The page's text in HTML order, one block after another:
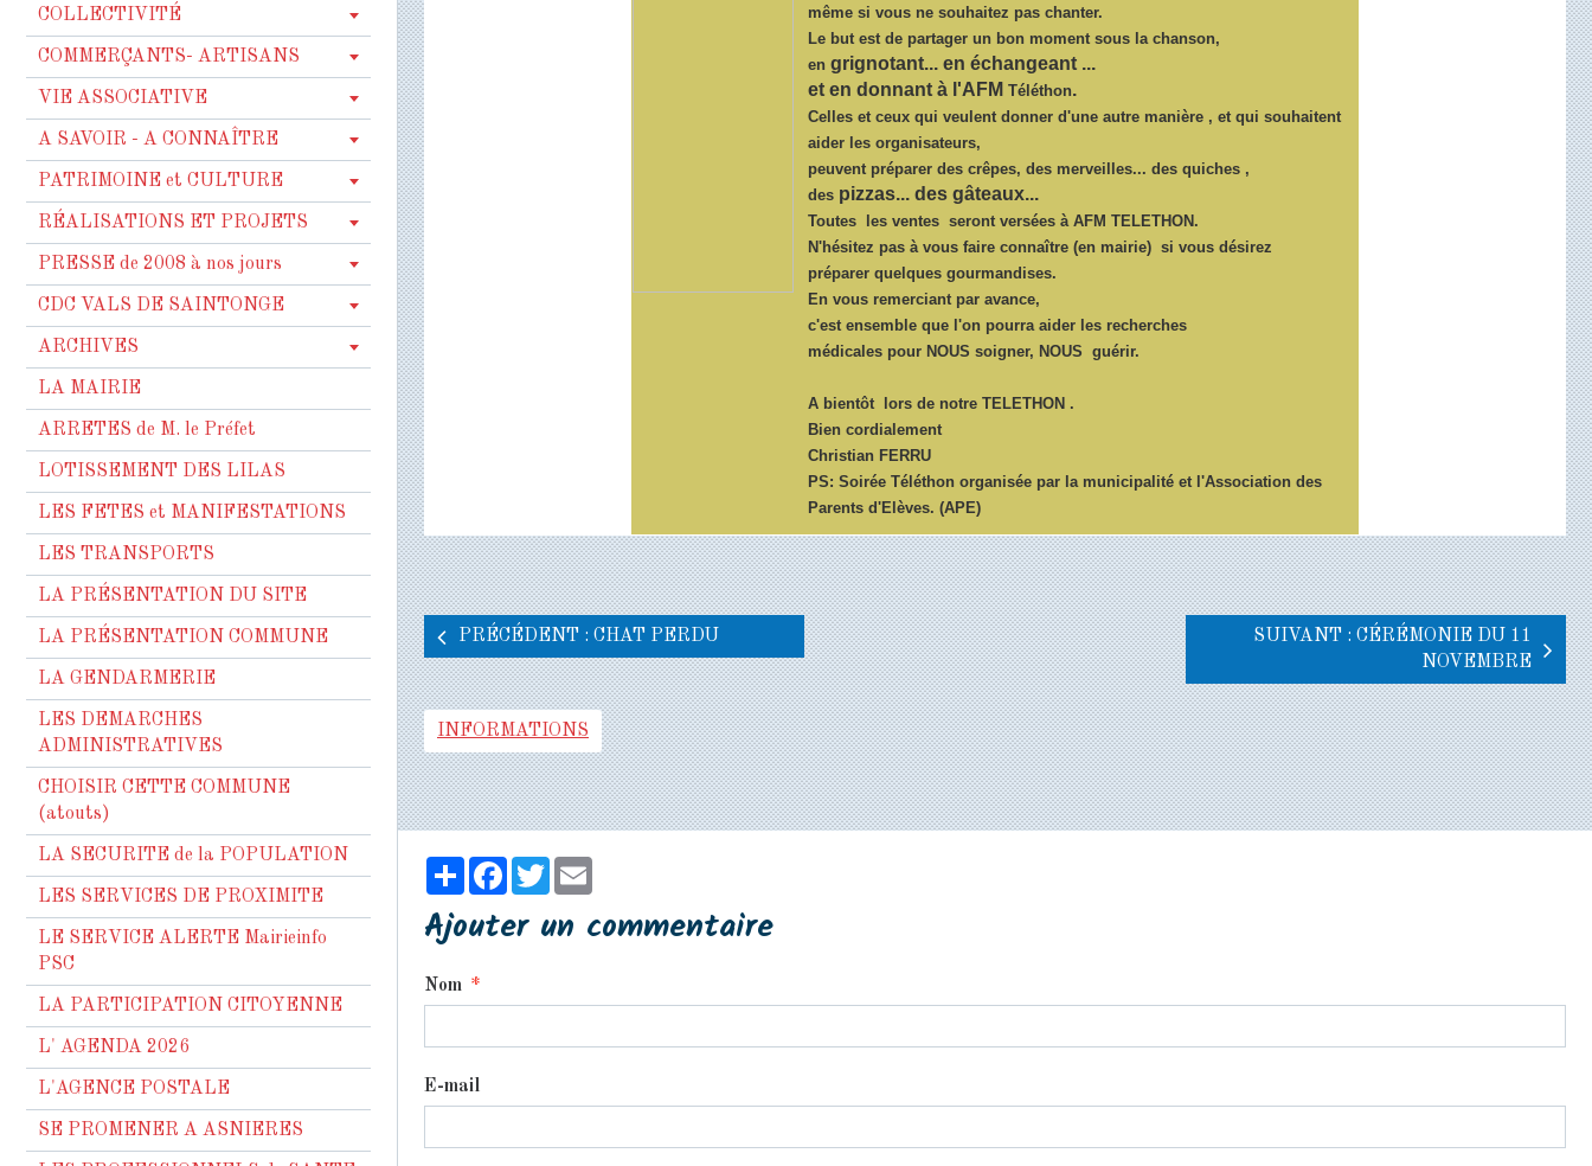
même si vous ne souhaitez pas chanter.
Le but est de partager un bon moment sous la chanson,
en grignotant... en échangeant ...
et en donnant à l'AFM Téléthon.
Celles et ceux qui veulent donner d'une autre manière , et qui souhaitent
aider les organisateurs,
peuvent préparer des crêpes, des merveilles... des quiches ,
des pizzas... des gâteaux...
Toutes les ventes seront versées à AFM TELETHON.
N'hésitez pas à vous faire connaître (en mairie) si vous désirez
préparer quelques gourmandises.
En vous remerciant par avance,
c'est ensemble que l'on pourra aider les recherches
médicales pour NOUS soigner, NOUS guérir.
A bientôt lors de notre TELETHON .
Bien cordialement
Christian FERRU
PS: Soirée Téléthon organisée par la municipalité et l'Association des
Parents d'Elèves. (APE)
PRÉCÉDENT : CHAT PERDU
SUIVANT : CÉRÉMONIE DU 11
NOVEMBRE
INFORMATIONS
PartagerFacebook
Twitter
Ajouter un commentaire
Nom
E-mail
COLLECTIVITÉ
COMMERÇANTS- ARTISANS
VIE ASSOCIATIVE
A SAVOIR - A CONNAÎTRE
PATRIMOINE et CULTURE
RÉALISATIONS ET PROJETS
PRESSE de 2008 à nos jours
CDC VALS DE SAINTONGE
ARCHIVES
LA MAIRIE
ARRETES de M. le Préfet
LOTISSEMENT DES LILAS
LES FETES et MANIFESTATIONS
LES TRANSPORTS
LA PRÉSENTATION DU SITE
LA PRÉSENTATION COMMUNE
LA GENDARMERIE
LES DEMARCHES
ADMINISTRATIVES
CHOISIR CETTE COMMUNE
(atouts)
LA SECURITE de la POPULATION
LES SERVICES DE PROXIMITE
LE SERVICE ALERTE Mairieinfo
PSC
LA PARTICIPATION CITOYENNE
L' AGENDA 2026
L'AGENCE POSTALE
SE PROMENER A ASNIERES